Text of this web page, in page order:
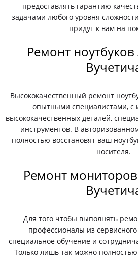
предоставлять гарантию
задачами любого уровня
придут к вам на
Ремонт
Высококачественный ремонт
опытными специалистами, с
высококачественных деталей,
инструментов. В
полностью восстановят ваш
носителя.
Ремонт
Для того чтобы выполнять
профессионалы из
специальное обучение и
Только лишь так можно полностью